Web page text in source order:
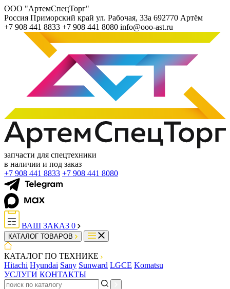
ООО "АртемСпецТорг"
Россия Приморский край ул. Рабочая, 33а 692770 Артём
+7 908 441 8833 +7 908 441 8080 info@ooo-ast.ru
запчасти для спецтехники
в наличии и под заказ
+7 908 441 8833 +7 908 441 8080
ВАШ ЗАКАЗ 0
КАТАЛОГ ТОВАРОВ
КАТАЛОГ ПО ТЕХНИКЕ
Hitachi Hyundai Sany Sunward LGCE Komatsu
УСЛУГИ КОНТАКТЫ